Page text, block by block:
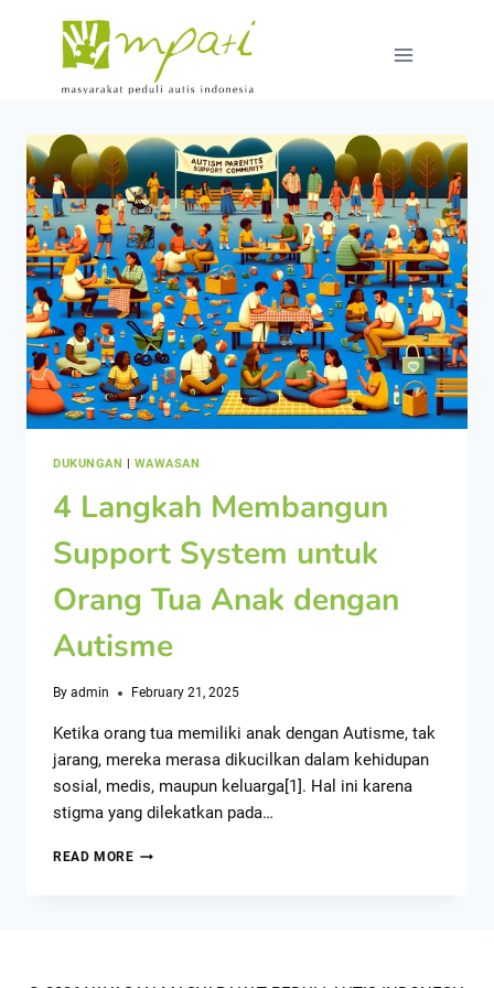
DUKUNGAN | WAWASAN
4 Langkah Membangun
Support System untuk
Orang Tua Anak dengan
Autisme
By admin February 21, 2025
Ketika orang tua memiliki anak dengan Autisme, tak
jarang, mereka merasa dikucilkan dalam kehidupan
sosial, medis, maupun keluarga[1]. Hal ini karena
stigma yang dilekatkan pada…
READ MORE